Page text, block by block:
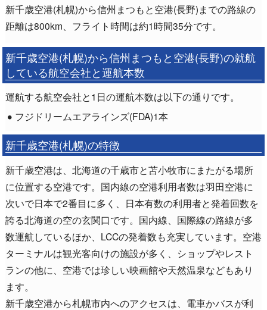
新千歳空港(札幌)から信州まつもと空港(長野)までの路線の
距離は800km、フライト時間は約1時間35分です。
新千歳空港(札幌)から信州まつもと空港(長野)の就航
している航空会社と運航本数
運航する航空会社と1日の運航本数は以下の通りです。
フジドリームエアラインズ(FDA)1本
新千歳空港(札幌)の特徴
新千歳空港は、北海道の千歳市と苫小牧市にまたがる場所
に位置する空港です。国内線の空港利用者数は羽田空港に
次いで日本で2番目に多く、日本有数の利用者と発着回数を
誇る北海道の空の玄関口です。国内線、国際線の路線が多
数運航しているほか、LCCの発着数も充実しています。空港
ターミナルは観光客向けの施設が多く、ショップやレスト
ランの他に、空港では珍しい映画館や天然温泉などもあり
ます。
新千歳空港から札幌市内へのアクセスは、電車かバスが利